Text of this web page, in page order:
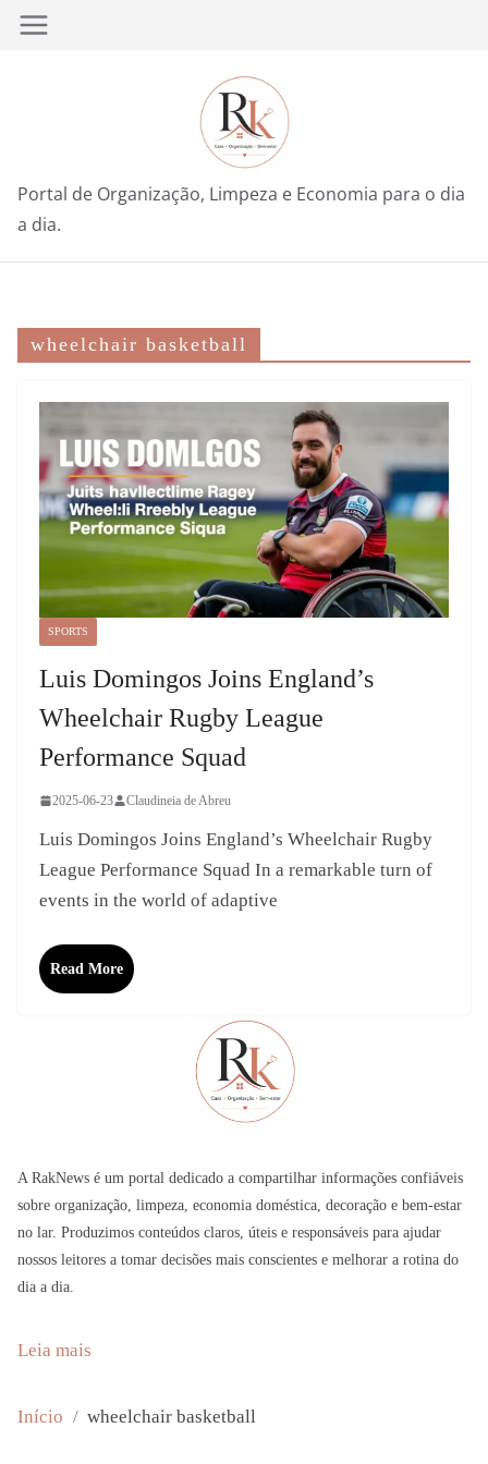
Pular
Portal de Organização, Limpeza e Economia para o dia
a dia.
wheelchair basketball
SPORTS
Luis Domingos Joins England’s
Wheelchair Rugby League
Performance Squad
2025-06-23 Claudineia de Abreu
Luis Domingos Joins England’s Wheelchair Rugby
League Performance Squad In a remarkable turn of
events in the world of adaptive
Read More
A RakNews é um portal dedicado a compartilhar informações confiáveis
sobre organização, limpeza, economia doméstica, decoração e bem-estar
no lar. Produzimos conteúdos claros, úteis e responsáveis para ajudar
nossos leitores a tomar decisões mais conscientes e melhorar a rotina do
dia a dia.
Leia mais
u
Início wheelchair basketball